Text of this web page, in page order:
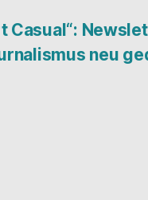
Casual“:
neu